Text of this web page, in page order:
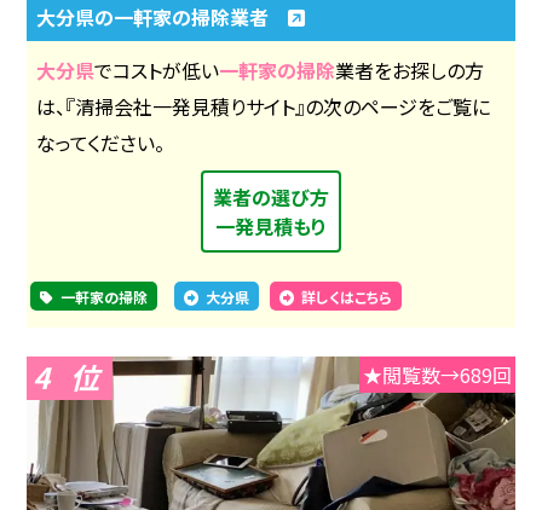
大分県の一軒家の掃除業者
大分県でコストが低い一軒家の掃除業者をお探しの方
は、『清掃会社一発見積りサイト』の次のページをご覧に
なってください。
業者の選び方
一発見積もり
一軒家の掃除 大分県 詳しくはこちら
4 ★閲覧数→689回